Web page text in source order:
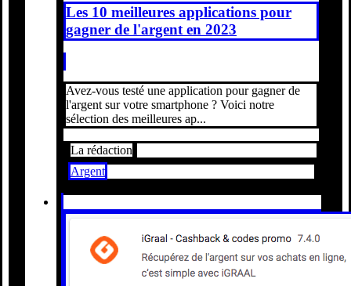
Les 10 meilleures applications pour
gagner de l'argent en 2023
Avez-vous testé une application pour gagner de
l'argent sur votre smartphone ? Voici notre
sélection des meilleures ap...
La rédaction
Argent